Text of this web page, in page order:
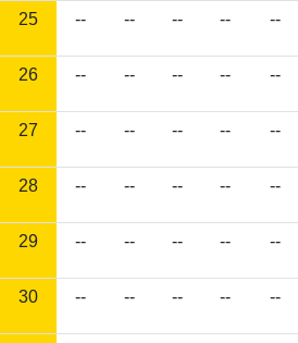
25 -- -- -- -- --
26 -- -- -- -- --
27 -- -- -- -- --
28 -- -- -- -- --
29 -- -- -- -- --
30 -- -- -- -- --